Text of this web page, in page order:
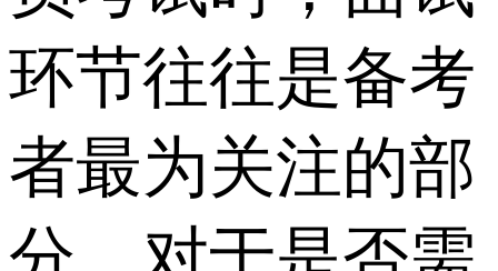
环节往往是备考
者最为关注的部